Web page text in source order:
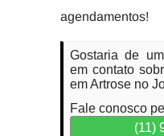
agendamentos!
Gostaria de
em contato
em Artrose no
Fale conosco
(11)